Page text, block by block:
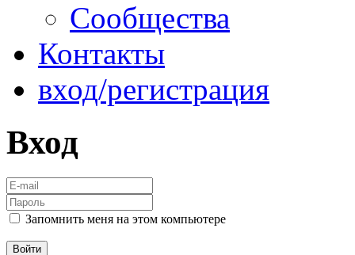
Сообщества
Контакты
вход/регистрация
Вход
Запомнить меня на этом компьютере